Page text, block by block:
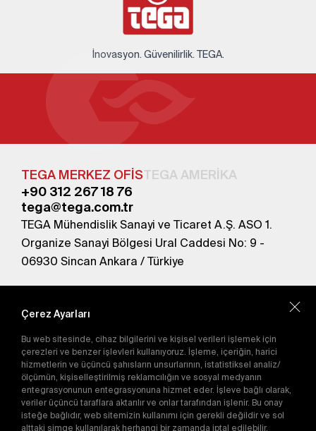
İnovasyon. Güvenilirlik. TEGA.
TEGA MERKEZ OFİSTEGA AMERİKA
+90 312 267 18 76
tega@tega.com.tr
TEGA Mühendislik Sanayi ve Ticaret A.Ş. ASO 1.
Organize Sanayi Bölgesi Ural Caddesi No: 9 -
06930 Sincan Ankara / Türkiye
abone olun.
Gönder
Abone olarakGizlilik Politikası'nı
kabul etmiş
olursunuz.
Çerez Ayarları
Bu web sitesinde, cihaz bilgilerini ve kişisel verileri işlemek için
çerezleri ve benzer işlevleri kullanıyoruz. İşleme, içeriğin, harici
hizmetlerin ve üçüncü şahısların unsurlarının, istatistiksel analiz/
ölçümün, kişiselleştirilmiş reklamcılığın ve sosyal medyanın
entegrasyonunun entegrasyonuna hizmet eder. İşleve bağlı olarak,
veriler üçüncü taraflara aktarılır ve onlar tarafından işlenir. Bu onay
isteğe bağlıdır, web sitemizin kullanımı için gerekli değildir ve sol
alttaki simge kullanılarak herhangi bir zamanda iptal edilebilir.